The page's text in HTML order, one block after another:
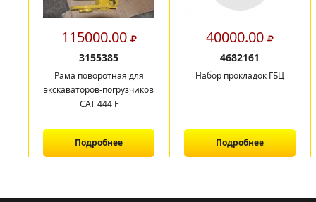
115000.00
3155385
Рама поворотная для
экскаваторов-погрузчиков
САТ 444 F
Подробнее
40000.00
4682161
Набор прокладок ГБЦ
Подробнее